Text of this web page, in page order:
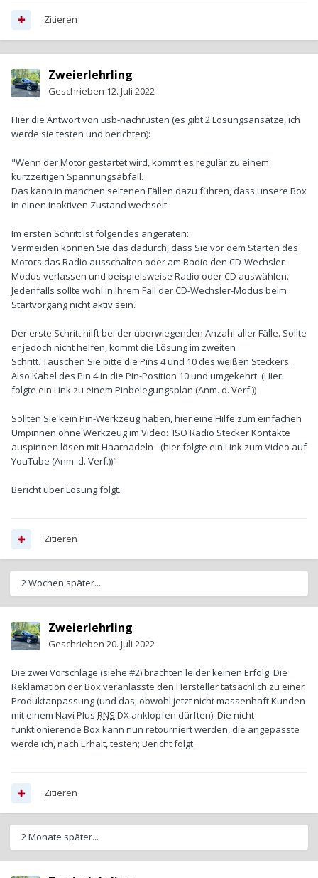
Zitieren
Zweierlehrling
Geschrieben 12. Juli 2022
Hier die Antwort von usb-nachrüsten (es gibt 2 Lösungsansätze, ich
werde sie testen und berichten):
"Wenn der Motor gestartet wird, kommt es regulär zu einem
kurzzeitigen Spannungsabfall.
Das kann in manchen seltenen Fällen dazu führen, dass unsere Box
in einen inaktiven Zustand wechselt.
Im ersten Schritt ist folgendes angeraten:
Vermeiden können Sie das dadurch, dass Sie vor dem Starten des
Motors das Radio ausschalten oder am Radio den CD-Wechsler-
Modus verlassen und beispielsweise Radio oder CD auswählen.
Jedenfalls sollte wohl in Ihrem Fall der CD-Wechsler-Modus beim
Startvorgang nicht aktiv sein.
Der erste Schritt hilft bei der überwiegenden Anzahl aller Fälle. Sollte
er jedoch nicht helfen, kommt die Lösung im zweiten
Schritt. Tauschen Sie bitte die Pins 4 und 10 des weißen Steckers.
Also Kabel des Pin 4 in die Pin-Position 10 und umgekehrt. (Hier
folgte ein Link zu einem Pinbelegungsplan (Anm. d. Verf.))
Sollten Sie kein Pin-Werkzeug haben, hier eine Hilfe zum einfachen
Umpinnen ohne Werkzeug im Video: ISO Radio Stecker Kontakte
auspinnen lösen mit Haarnadeln - (hier folgte ein Link zum Video auf
YouTube (Anm. d. Verf.))"
Bericht über Lösung folgt.
Zitieren
2 Wochen später...
Zweierlehrling
Geschrieben 20. Juli 2022
Die zwei Vorschläge (siehe #2) brachten leider keinen Erfolg. Die
Reklamation der Box veranlasste den Hersteller tatsächlich zu einer
Produktanpassung (und das, obwohl jetzt nicht massenhaft Kunden
mit einem Navi Plus RNS DX anklopfen dürften). Die nicht
funktionierende Box kann nun retourniert werden, die angepasste
werde ich, nach Erhalt, testen; Bericht folgt.
Zitieren
2 Monate später...